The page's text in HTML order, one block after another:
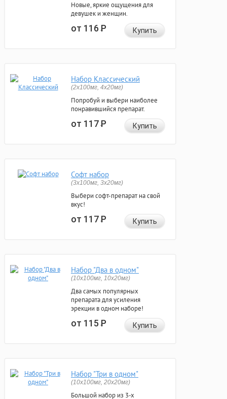
Новые, яркие ощущения для
девушек и женщин.
от 116Р Купить
Набор Классический
(2x100мг, 4x20мг)
Попробуй и выбери наиболее
понравившийся препарат.
от 117Р Купить
Софт набор
(3x100мг, 3x20мг)
Выбери софт-препарат на свой
вкус!
от 117Р Купить
Набор "Два в одном"
(10x100мг, 10x20мг)
Два самых популярных
препарата для усиления
эрекции в одном наборе!
от 115Р Купить
Набор "Три в одном"
(10x100мг, 20x20мг)
Большой набор из 3-х